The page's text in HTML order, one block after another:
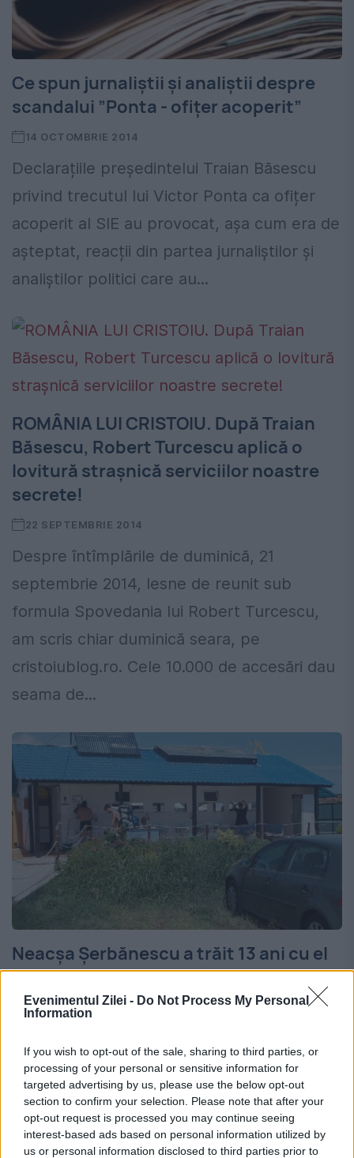
Evenimentul Zilei - Do Not Process My Personal
Information
If you wish to opt-out of the sale, sharing to third parties, or
processing of your personal or sensitive information for
targeted advertising by us, please use the below opt-out
section to confirm your selection. Please note that after your
opt-out request is processed you may continue seeing
interest-based ads based on personal information utilized by
us or personal information disclosed to third parties prior to
Ce spun jurnaliștii și analiștii despre
scandalui ”Ponta - ofițer acoperit”
14 OCTOMBRIE 2014
Declarațiile președintelui Traian Băsescu
privind trecutul lui Victor Ponta ca ofițer
acoperit al SIE au provocat, așa cum era de
așteptat, reacții din partea jurnaliștilor și
analiștilor politici care au...
ROMÂNIA LUI CRISTOIU. După Traian
Băsescu, Robert Turcescu aplică o
lovitură strașnică serviciilor noastre
secrete!
22 SEPTEMBRIE 2014
Despre întîmplările de duminică, 21
septembrie 2014, lesne de reunit sub
formula Spovedania lui Robert Turcescu,
am scris chiar duminică seara, pe
cristoiublog.ro. Cele 10.000 de accesări dau
seama de...
Neacșa Șerbănescu a trăit 13 ani cu el
Fosta soție a spionului pedofi l: „Ninel
e dragostea mea. Se credea Lenin!”
„Evenimentul zilei” a stat de vorbă cu a
doua soție a lui Ninel Șerbănescu. A fost
căsătorită cu fostul ofi țer DIA din 1990
până în 2003. Femeia susține că...